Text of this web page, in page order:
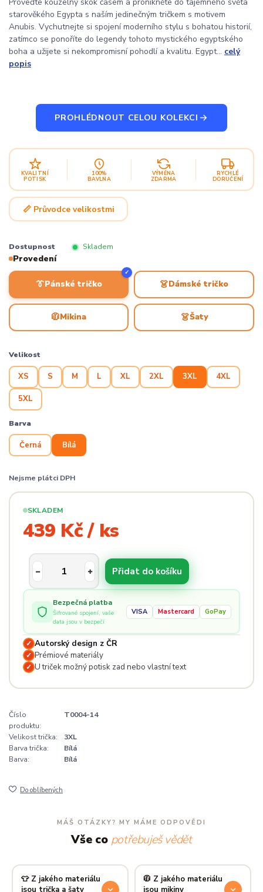
starověkého Egypta s naším jedinečným tričkem s motivem
Anubis. Vychutnejte si spojení moderního stylu s bohatou historií,
zatímco se ponoříte do legendy tohoto mystického egyptského
boha a užijete si nekompromisní pohodlí a kvalitu. Egypt... celý
popis
PROHLÉDNOUT CELOU KOLEKCI
KVALITNÍ
POTISK
100%
BAVLNA
VÝMĚNA
ZDARMA
RYCHLÉ
DORUČENÍ
📏 Průvodce velikostmi
Dostupnost Skladem
Provedení
👔Pánské tričko
✓
👗Dámské tričko
🧥Mikina 👗Šaty
Velikost
XS S M L XL 2XL 3XL 4XL
5XL
Barva
Černá Bílá
Nejsme plátci DPH
SKLADEM
439 Kč / ks
Přidat do košíku
Bezpečná platba
Šifrované spojení, vaše
data jsou v bezpečí
VISA Mastercard GoPay
✓ Autorský design z ČR
✓ Prémiové materiály
✓ U triček možný potisk zad nebo vlastní text
Číslo
produktu:
T0004-14
Velikost trička:
3XL
Barva trička:
Bílá
Barva:
Bílá
Do oblíbených
MÁŠ OTÁZKY? MY MÁME ODPOVĚDI
Vše co potřebuješ vědět
👕 Z jakého materiálu
jsou trička a šaty
🧥 Z jakého materiálu
jsou mikiny